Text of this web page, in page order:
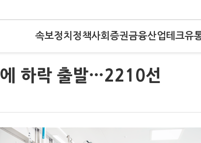
속보정치 정책사회 증권금융산업테크유
에 하락 출발…2210선